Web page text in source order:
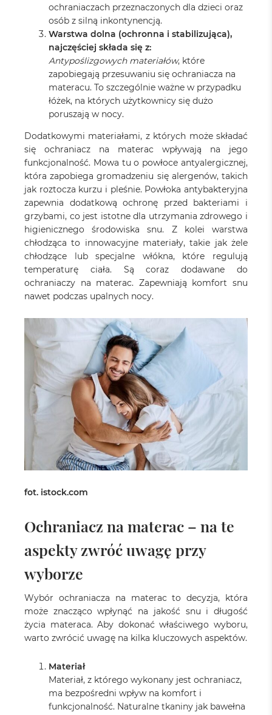
ochraniaczach przeznaczonych dla dzieci oraz
osób z silną inkontynencją.
Warstwa dolna (ochronna i stabilizująca),
najczęściej składa się z:
Antypoślizgowych materiałów, które
zapobiegają przesuwaniu się ochraniacza na
materacu. To szczególnie ważne w przypadku
łóżek, na których użytkownicy się dużo
poruszają w nocy.
Dodatkowymi materiałami, z których może składać
się ochraniacz na materac wpływają na jego
funkcjonalność. Mowa tu o powłoce antyalergicznej,
która zapobiega gromadzeniu się alergenów, takich
jak roztocza kurzu i pleśnie. Powłoka antybakteryjna
zapewnia dodatkową ochronę przed bakteriami i
grzybami, co jest istotne dla utrzymania zdrowego i
higienicznego środowiska snu. Z kolei warstwa
chłodząca to innowacyjne materiały, takie jak żele
chłodzące lub specjalne włókna, które regulują
temperaturę ciała. Są coraz dodawane do
ochraniaczy na materac. Zapewniają komfort snu
nawet podczas upalnych nocy.
fot. istock.com
Ochraniacz na materac – na te
aspekty zwróć uwagę przy
wyborze
Wybór ochraniacza na materac to decyzja, która
może znacząco wpłynąć na jakość snu i długość
życia materaca. Aby dokonać właściwego wyboru,
warto zwrócić uwagę na kilka kluczowych aspektów.
Materiał
Materiał, z którego wykonany jest ochraniacz,
ma bezpośredni wpływ na komfort i
funkcjonalność. Naturalne tkaniny jak bawełna